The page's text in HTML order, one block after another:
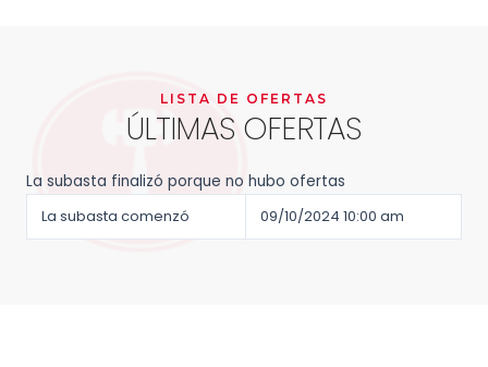
LISTA DE OFERTAS
ÚLTIMAS OFERTAS
La subasta finalizó porque no hubo ofertas
La subasta comenzó
09/10/2024 10:00 am